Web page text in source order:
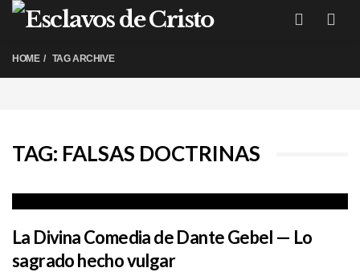
HOME TAG ARCHIVE
TAG: FALSAS DOCTRINAS
La Divina Comedia de Dante Gebel — Lo
sagrado hecho vulgar